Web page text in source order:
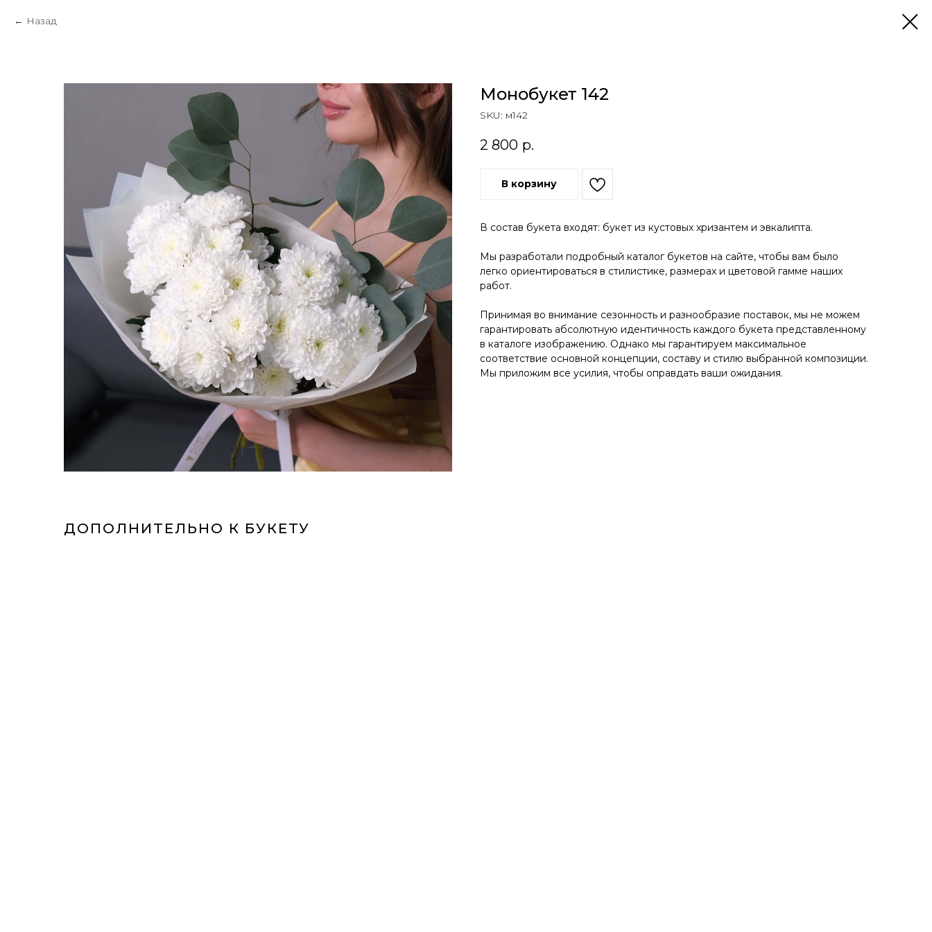
Назад
Монобукет 142
SKU: м142
2 800 р.
В корзину
В состав букета входят: букет из кустовых хризантем и эвкалипта.
Мы разработали подробный каталог букетов на сайте, чтобы вам было
легко ориентироваться в стилистике, размерах и цветовой гамме наших
работ.
Принимая во внимание сезонность и разнообразие поставок, мы не можем
гарантировать абсолютную идентичность каждого букета представленному
в каталоге изображению. Однако мы гарантируем максимальное
соответствие основной концепции, составу и стилю выбранной композиции.
Мы приложим все усилия, чтобы оправдать ваши ожидания.
ДОПОЛНИТЕЛЬНО К БУКЕТУ